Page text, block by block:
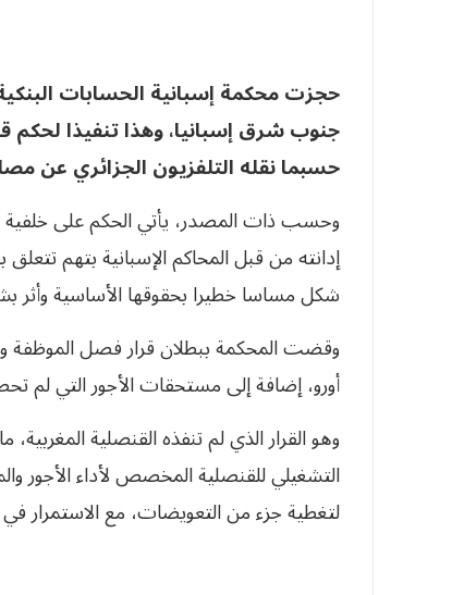
حجزت محكمة إسبانية الحسابات
جنوب شرق إسبانيا، وهذا تنفيذا
حسبما نقله التلفزيون الجزائري عن
وحسب ذات المصدر، يأتي الحكم على
إدانته من قبل المحاكم الإسبانية بتهم
شكل مساسا خطيرا بحقوقها الأساسية
أورو، إضافة إلى مستحقات الأجور التي لم
وهو القرار الذي لم تنفذه القنصلية
لتغطية جزء من التعويضات، مع الاستمرار في